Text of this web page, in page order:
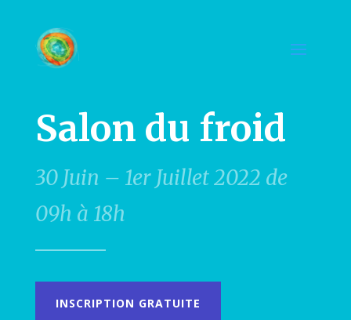
Salon du froid
30 Juin – 1er Juillet 2022 de
09h à 18h
INSCRIPTION GRATUITE